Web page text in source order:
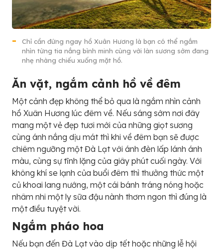
Chỉ cần đứng ngay hồ Xuân Hương là bạn có thể ngắm
nhìn từng tia nắng bình minh cùng với làn sương sớm đang
nhẹ nhàng chiếu xuống mặt hồ.
Ăn vặt, ngắm cảnh hồ về đêm
Một cảnh đẹp không thể bỏ qua là ngắm nhìn cảnh
hồ Xuân Hương lúc đêm về. Nếu sáng sớm nơi đây
mang một vẻ đẹp tươi mới của những giọt sương
cùng ánh nắng dịu mát thì khi về đêm bạn sẽ được
chiêm ngưỡng một Đà Lạt với ánh đèn lấp lánh ánh
màu, cùng sự tĩnh lặng của giây phút cuối ngày. Với
không khí se lạnh của buổi đêm thì thưởng thức một
củ khoai lang nướng, một cái bánh tráng nóng hoặc
nhâm nhi một ly sữa đậu nành thơm ngon thì đúng là
một điều tuyệt vời.
Ngắm pháo hoa
Nếu bạn đến Đà Lạt vào dịp tết hoặc những lễ hội